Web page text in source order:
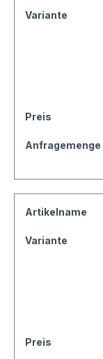
Variante
Preis
Anfragemenge
Artikelname
Variante
Preis